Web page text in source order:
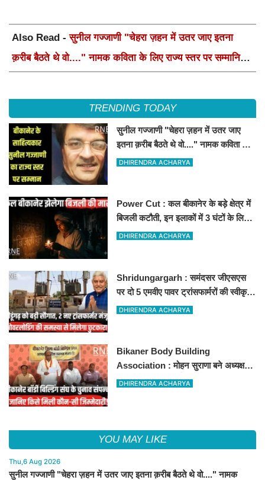
Also Read -सुनील गज्जाणी "चेहरा ज़हन में उतर जाए इतना
क़रीब बैठते थे वो...." नामक कविता के लिए राज्य स्तर पर सम्मानित
TRENDING TODAY
सुनील गज्जाणी "चेहरा ज़हन में उतर जाए
इतना क़रीब बैठते थे वो...." नामक कविता के
लिए राज्य स्तर पर सम्मानित होंगे
DHIRENDRA ACHARYA
Power Cut : कल बीकानेर के बड़े क्षेत्र में
बिजली कटौती, इन इलाकों में 3 घंटों के लिए
बिजली रहेगी गुल
DHIRENDRA ACHARYA
Shridungargarh : समंदसर जीएसएस
पर दो 5 एमवीए पावर ट्रांसफार्मरों की स्वीकृति,
विधायक ताराचंद सारस्वत के सतत प्रयास
DHIRENDRA ACHARYA
Bikaner Body Building
Association : मोहन सुराणा बने अध्यक्ष;
अरुण व्यास सचिव निर्विरोध निर्वाचित
DHIRENDRA ACHARYA
YOU MAY LIKE
Thu,6 Aug 2026
सुनील गज्जाणी "चेहरा ज़हन में उतर जाए इतना क़रीब बैठते थे वो...." नामक